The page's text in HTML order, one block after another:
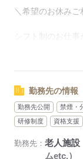
08：30 出勤・夜
09：30 排泄介助
11：30 昼食準備
15：00 散歩など
＼希望のお休みご
週2日～、フルタ
※連休もOKです
勤務先の情報
勤務先公開 禁煙・
研修制度
資格支援
勤務先： 老人施設
ムetc.）